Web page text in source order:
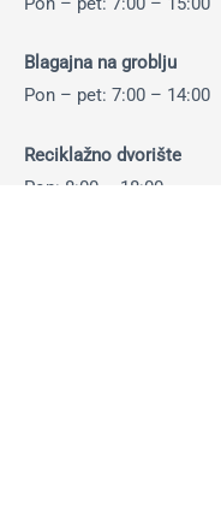
Blagajna na groblju
Pon – pet: 7:00 – 14:00
Reciklažno dvorište
Pon: 8:00 – 18:00